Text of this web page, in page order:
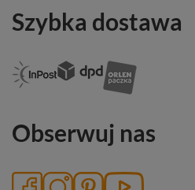
Szybka dostawa
Obserwuj nas